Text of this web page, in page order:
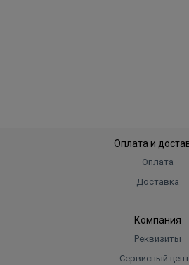
Оплата и
Оплата
Доставка
Компания
Реквизиты
Сервисный